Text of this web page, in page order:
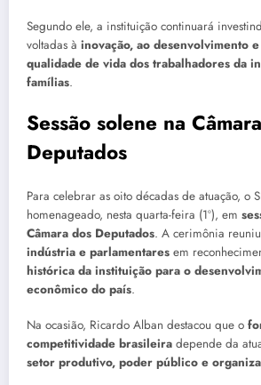
Segundo ele, a instituição continuará
voltadas à inovação, ao desenvolvimento
qualidade de vida dos trabalhadores da
famílias.
Sessão solene na
Deputados
Para celebrar as oito décadas de atuação, o
homenageado, nesta quarta-feira (1º), em
Câmara dos Deputados. A cerimônia reuniu
indústria e parlamentares em
histórica da instituição para o
econômico do país.
Na ocasião, Ricardo Alban destacou que o
competitividade brasileira depende da
setor produtivo, poder público e